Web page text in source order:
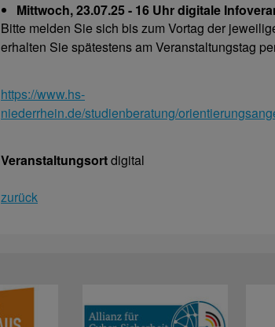
Mittwoch, 23.07.25 - 16 Uhr digitale
Bitte melden Sie sich bis zum Vortag der
erhalten Sie spätestens am Veranstaltungstag
https://www.hs-
niederrhein.de/studienberatung/
Veranstaltungsortdigital
zurück